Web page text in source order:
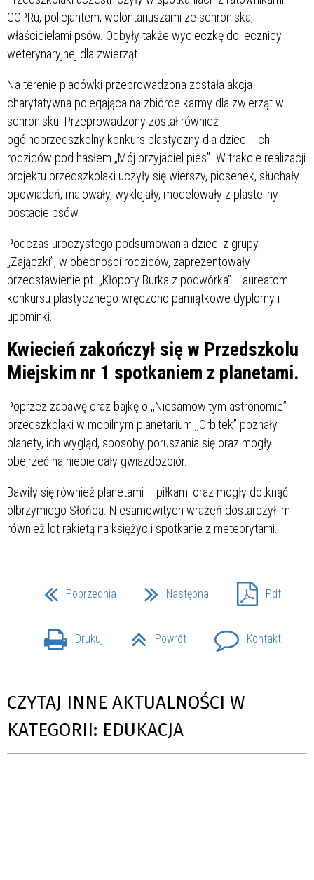
GOPRu, policjantem, wolontariuszami ze schroniska,
właścicielami psów. Odbyły także wycieczkę do lecznicy
weterynaryjnej dla zwierząt.
Na terenie placówki przeprowadzona została akcja
charytatywna polegająca na zbiórce karmy dla zwierząt w
schronisku. Przeprowadzony został również
ogólnoprzedszkolny konkurs plastyczny dla dzieci i ich
rodziców pod hasłem „Mój przyjaciel pies”. W trakcie realizacji
projektu przedszkolaki uczyły się wierszy, piosenek, słuchały
opowiadań, malowały, wyklejały, modelowały z plasteliny
postacie psów.
Podczas uroczystego podsumowania dzieci z grupy
„Zajączki”, w obecności rodziców, zaprezentowały
przedstawienie pt. „Kłopoty Burka z podwórka”. Laureatom
konkursu plastycznego wręczono pamiątkowe dyplomy i
upominki.
Kwiecień zakończył się w Przedszkolu
Miejskim nr 1 spotkaniem z planetami.
Poprzez zabawę oraz bajkę o ,,Niesamowitym astronomie”
przedszkolaki w mobilnym planetarium ,,Orbitek” poznały
planety, ich wygląd, sposoby poruszania się oraz mogły
obejrzeć na niebie cały gwiazdozbiór.
Bawiły się również planetami – piłkami oraz mogły dotknąć
olbrzymiego Słońca. Niesamowitych wrażeń dostarczył im
również lot rakietą na księżyc i spotkanie z meteorytami.
Poprzednia Następna Pdf
Drukuj Powrót Kontakt
CZYTAJ INNE AKTUALNOŚCI W
KATEGORII: EDUKACJA